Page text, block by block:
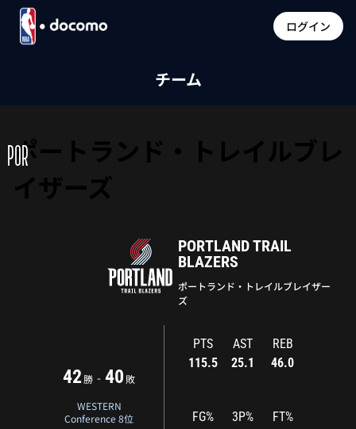
ログイン
チーム
ポートランド・トレイルブレ
POR
PORTLAND TRAIL
BLAZERS
ポートランド・トレイルブレイザー
ズ
42勝 - 40 敗
WESTERN
Conference 8位
PTS
115.5
AST
25.1
REB
46.0
FG% 3P% FT%